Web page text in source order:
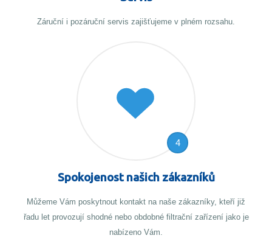
Záruční i pozáruční servis zajišťujeme v plném rozsahu.
4
Spokojenost našich zákazníků
Můžeme Vám poskytnout kontakt na naše zákazníky, kteří již
řadu let provozují shodné nebo obdobné filtrační zařízení jako je
nabízeno Vám.